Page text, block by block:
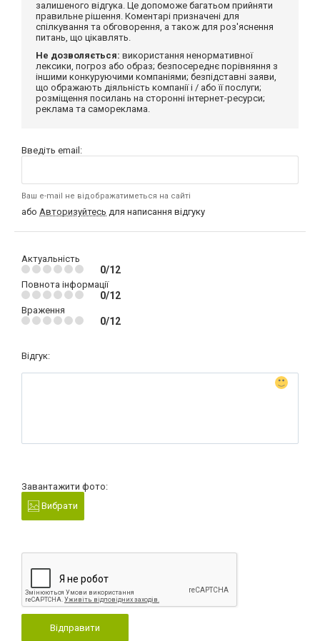
залишеного відгука. Це допоможе багатьом прийняти
правильне рішення. Коментарі призначені для
спілкування та обговорення, а також для роз'яснення
питань, що цікавлять.
Не дозволяється: використання ненормативної
лексики, погроз або образ; безпосереднє порівняння з
іншими конкуруючими компаніями; безпідставні заяви,
що ображають діяльність компанії і / або її послуги;
розміщення посилань на сторонні інтернет-ресурси;
реклама та самореклама.
Введіть email:
Ваш e-mail не відображатиметься на сайті
або Авторизуйтесь для написання відгуку
Актуальність
0/12
Повнота інформації
0/12
Враження
0/12
Відгук:
Завантажити фото:
Вибрати
Відправити